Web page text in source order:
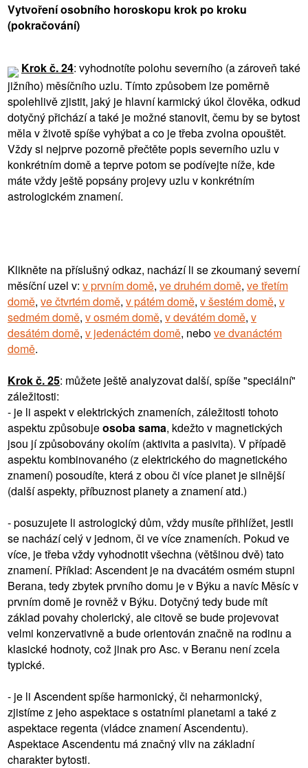
Vytvoření osobního horoskopu krok po kroku
(pokračování)
Krok č. 24: vyhodnotíte polohu severního (a zároveň také
jižního) měsíčního uzlu. Tímto způsobem lze poměrně
spolehlivě zjistit, jaký je hlavní karmický úkol člověka, odkud
dotyčný přichází a také je možné stanovit, čemu by se bytost
měla v životě spíše vyhýbat a co je třeba zvolna opouštět.
Vždy si nejprve pozorně přečtěte popis severního uzlu v
konkrétním domě a teprve potom se podívejte níže, kde
máte vždy ještě popsány projevy uzlu v konkrétním
astrologickém znamení.
Klikněte na příslušný odkaz, nachází li se zkoumaný severní
měsíční uzel v: v prvním domě, ve druhém domě, ve třetím
domě, ve čtvrtém domě, v pátém domě, v šestém domě, v
sedmém domě, v osmém domě, v devátém domě, v
desátém domě, v jedenáctém domě, nebove dvanáctém
domě.
Krok č. 25: můžete ještě analyzovat další, spíše "speciální"
záležitosti:
- je li aspekt v elektrických znameních, záležitosti tohoto
aspektu způsobujeosoba sama, kdežto v magnetických
jsou jí způsobovány okolím (aktivita a pasivita). V případě
aspektu kombinovaného (z elektrického do magnetického
znamení) posoudíte, která z obou či více planet je silnější
(další aspekty, příbuznost planety a znamení atd.)
- posuzujete li astrologický dům, vždy musíte přihlížet, jestli
se nachází celý v jednom, či ve více znameních. Pokud ve
více, je třeba vždy vyhodnotit všechna (většinou dvě) tato
znamení. Příklad: Ascendent je na dvacátém osmém stupni
Berana, tedy zbytek prvního domu je v Býku a navíc Měsíc v
prvním domě je rovněž v Býku. Dotyčný tedy bude mít
základ povahy cholerický, ale citově se bude projevovat
velmi konzervativně a bude orientován značně na rodinu a
klasické hodnoty, což jinak pro Asc. v Beranu není zcela
typické.
- je li Ascendent spíše harmonický, či neharmonický,
zjistíme z jeho aspektace s ostatními planetami a také z
aspektace regenta (vládce znamení Ascendentu).
Aspektace Ascendentu má značný vliv na základní
charakter bytosti.